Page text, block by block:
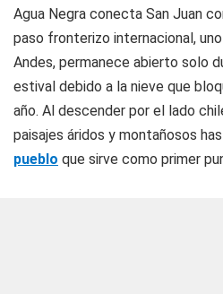
Agua Negra conecta San Juan
paso fronterizo internacional,
Andes, permanece abierto solo
estival debido a la nieve que
año. Al descender por el lado
paisajes áridos y montañosos
pueblo que sirve como primer